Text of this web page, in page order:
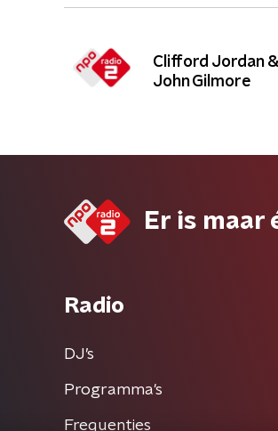
Clifford Jordan &
John Gilmore
Er is maar
Radio
DJ’s
Programma's
Frequenties